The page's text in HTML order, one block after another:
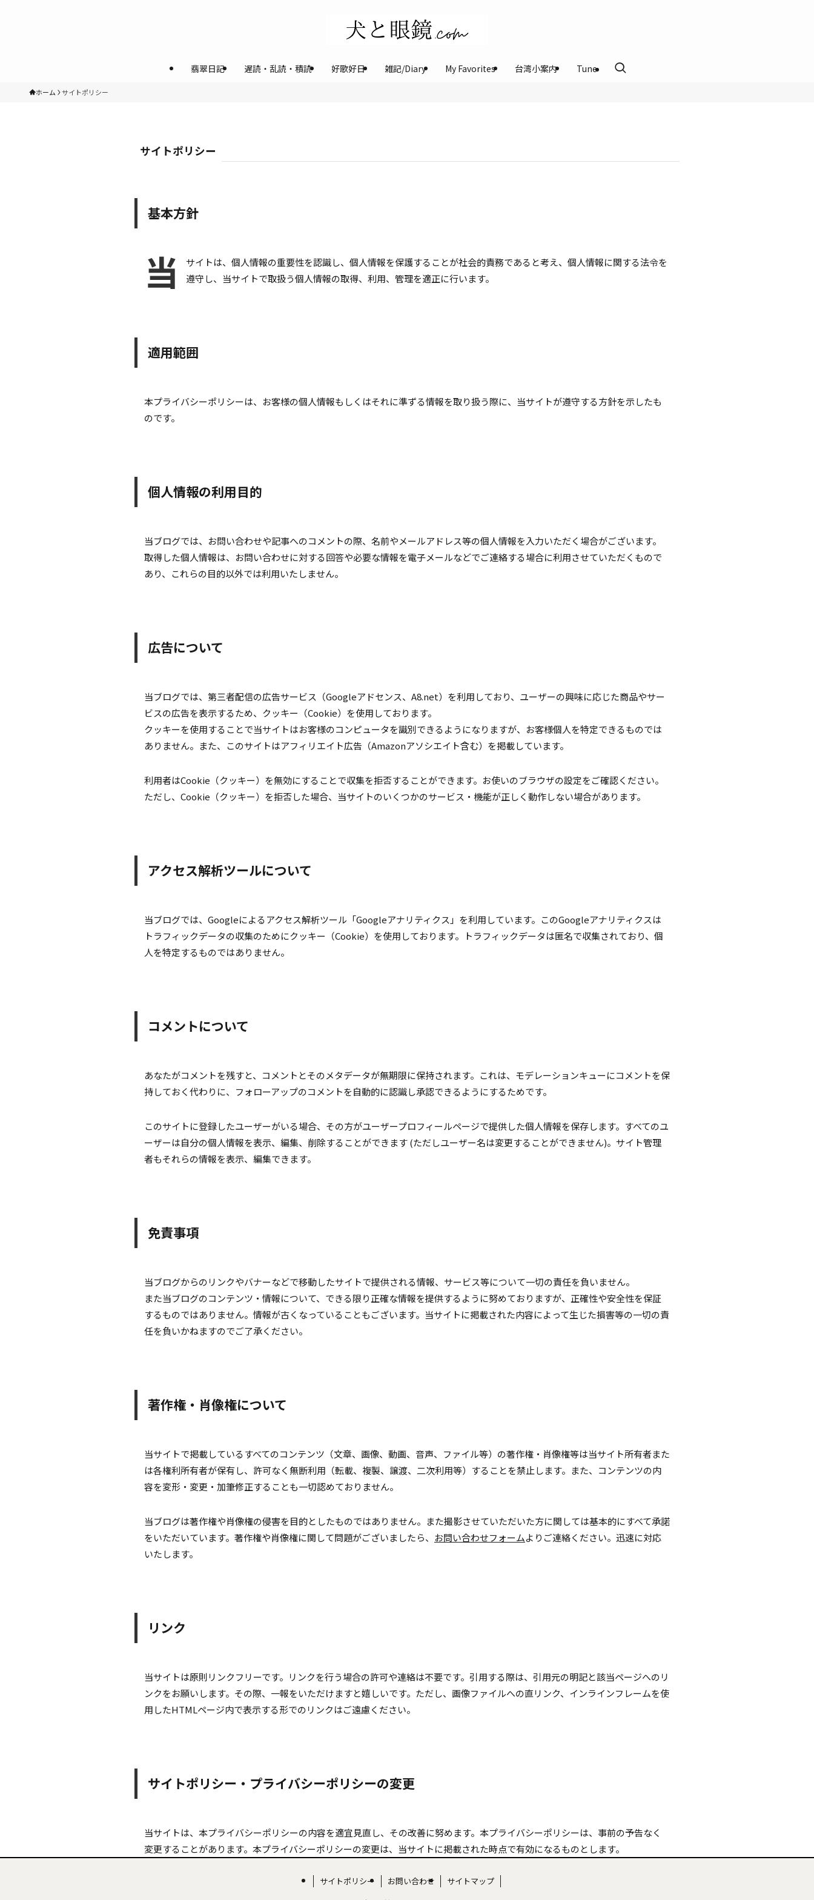
翡翠日記 遅読・乱読・積読 好歌好日 雑記/Diary My Favorites 台湾小案内 Tune
ホーム サイトポリシー
サイトポリシー
基本方針
当
サイトは、個人情報の重要性を認識し、個人情報を保護することが社会的責務であると考え、個人情報に関する法令を
遵守し、当サイトで取扱う個人情報の取得、利用、管理を適正に行います。
適用範囲
本プライバシーポリシーは、お客様の個人情報もしくはそれに準ずる情報を取り扱う際に、当サイトが遵守する方針を示したも
のです。
個人情報の利用目的
当ブログでは、お問い合わせや記事へのコメントの際、名前やメールアドレス等の個人情報を入力いただく場合がございます。
取得した個人情報は、お問い合わせに対する回答や必要な情報を電子メールなどでご連絡する場合に利用させていただくもので
あり、これらの目的以外では利用いたしません。
広告について
当ブログでは、第三者配信の広告サービス（Googleアドセンス、A8.net）を利用しており、ユーザーの興味に応じた商品やサー
ビスの広告を表示するため、クッキー（Cookie）を使用しております。
クッキーを使用することで当サイトはお客様のコンピュータを識別できるようになりますが、お客様個人を特定できるものでは
ありません。また、このサイトはアフィリエイト広告（Amazonアソシエイト含む）を掲載しています。
利用者はCookie（クッキー）を無効にすることで収集を拒否することができます。お使いのブラウザの設定をご確認ください。
ただし、Cookie（クッキー）を拒否した場合、当サイトのいくつかのサービス・機能が正しく動作しない場合があります。
アクセス解析ツールについて
当ブログでは、Googleによるアクセス解析ツール「Googleアナリティクス」を利用しています。このGoogleアナリティクスは
トラフィックデータの収集のためにクッキー（Cookie）を使用しております。トラフィックデータは匿名で収集されており、個
人を特定するものではありません。
コメントについて
あなたがコメントを残すと、コメントとそのメタデータが無期限に保持されます。これは、モデレーションキューにコメントを保
持しておく代わりに、フォローアップのコメントを自動的に認識し承認できるようにするためです。
このサイトに登録したユーザーがいる場合、その方がユーザープロフィールページで提供した個人情報を保存します。すべてのユ
ーザーは自分の個人情報を表示、編集、削除することができます (ただしユーザー名は変更することができません)。サイト管理
者もそれらの情報を表示、編集できます。
免責事項
当ブログからのリンクやバナーなどで移動したサイトで提供される情報、サービス等について一切の責任を負いません。
また当ブログのコンテンツ・情報について、できる限り正確な情報を提供するように努めておりますが、正確性や安全性を保証
するものではありません。情報が古くなっていることもございます。当サイトに掲載された内容によって生じた損害等の一切の責
任を負いかねますのでご了承ください。
著作権・肖像権について
当サイトで掲載しているすべてのコンテンツ（文章、画像、動画、音声、ファイル等）の著作権・肖像権等は当サイト所有者また
は各権利所有者が保有し、許可なく無断利用（転載、複製、譲渡、二次利用等）することを禁止します。また、コンテンツの内
容を変形・変更・加筆修正することも一切認めておりません。
当ブログは著作権や肖像権の侵害を目的としたものではありません。また撮影させていただいた方に関しては基本的にすべて承諾
をいただいています。著作権や肖像権に関して問題がございましたら、 お問い合わせフォームよりご連絡ください。迅速に対応
いたします。
リンク
当サイトは原則リンクフリーです。リンクを行う場合の許可や連絡は不要です。引用する際は、引用元の明記と該当ページへのリ
ンクをお願いします。その際、一報をいただけますと嬉しいです。ただし、画像ファイルへの直リンク、インラインフレームを使
用したHTMLページ内で表示する形でのリンクはご遠慮ください。
サイトポリシー・プライバシーポリシーの変更
当サイトは、本プライバシーポリシーの内容を適宜見直し、その改善に努めます。本プライバシーポリシーは、事前の予告なく
変更することがあります。本プライバシーポリシーの変更は、当サイトに掲載された時点で有効になるものとします。
サイトポリシー お問い合わせ サイトマップ